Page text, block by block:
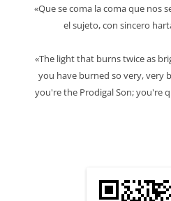
«Que se coma la coma que nos
el sujeto, con sincero
«The light that burns twice as
you have burned so very, very
you're the Prodigal Son; you're